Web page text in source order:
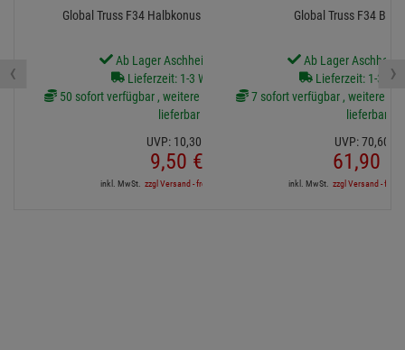
Global Truss F34 Halbkonus für Boxcorner M12
Ab Lager Aschheim lieferbar
Lieferzeit: 1-3 Werktage
50 sofort verfügbar , weitere Artikel ab Zentrallager
lieferbar
UVP: 10,30
9,50 €
inkl. MwSt. zzgl Versand - frei ab 90,-€ in DE
Global Truss F34
Ab Lager
Lieferzeit: 1-3
7 sofort verfügbar , weitere
lieferbar
UVP:70,60
61,90
inkl. MwSt. zzgl Versand - frei
‹ ›